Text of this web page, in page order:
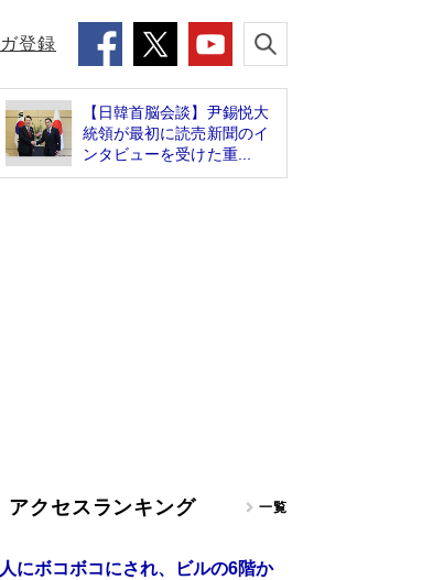
登録
【日韓首脳会談】尹錫悦大
統領が最初に読売新聞のイ
ンタビューを受けた重...
アクセスランキング 一覧
人にボコボコにされ、ビルの6階か